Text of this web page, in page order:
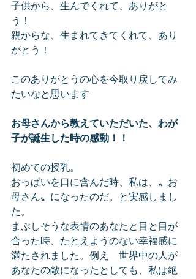
子供から、生んでくれて、ありがと
う！
親からな、生まれてきてくれて、あり
がとう！
このありがとうの心を今取り戻してみ
たいなと思います
お母さんから教えていただいた、わが
子が誕生した時の感動！！
初めての授乳。
おっぱいを口に含んだ時、私は、〟お
母さん〟になったのだ。と実感しまし
た。
まぶしそうな表情のあなたと目と目が
合った時、たとえようのない幸福感に
満たされました。例え　世界中の人が
あなたの敵になったとしても、私は絶